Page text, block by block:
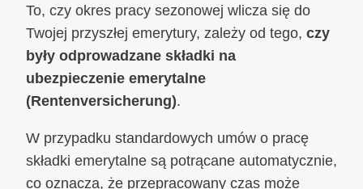
To, czy okres pracy sezonowej wlicza się do
Twojej przyszłej emerytury, zależy od tego, czy
były odprowadzane składki na
ubezpieczenie emerytalne
(Rentenversicherung).
W przypadku standardowych umów o pracę
składki emerytalne są potrącane automatycznie,
co oznacza, że przepracowany czas może